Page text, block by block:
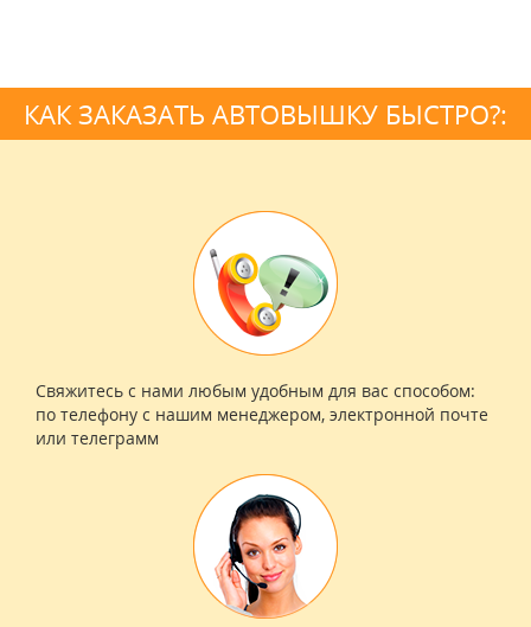
КАК ЗАКАЗАТЬ АВТОВЫШКУ БЫСТРО?:
Свяжитесь с нами любым удобным для вас способом:
по телефону с нашим менеджером, электронной почте
или телеграмм